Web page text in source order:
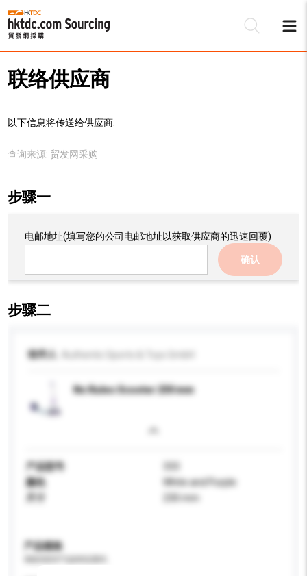
联络供应商
以下信息将传送给供应商:
查询来源: 贸发网采购
步骤一
电邮地址(填写您的公司电邮地址以获取供应商的迅速回覆)
确认
步骤二
收件人
No Rules Scooter 230 mm
产品型号
颜色
White and Purple
230 mm
产品规格